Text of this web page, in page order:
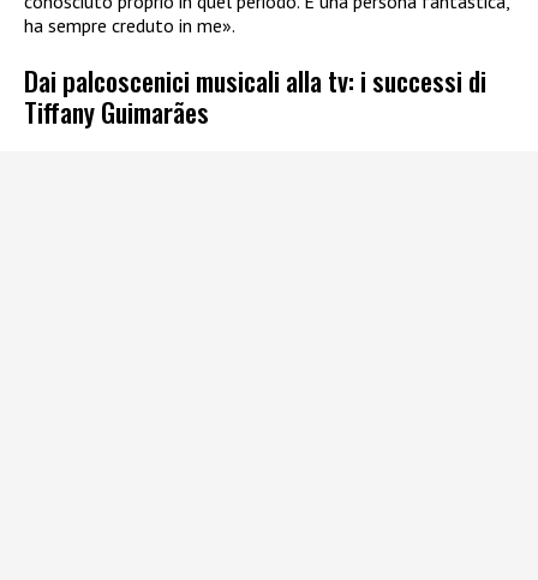
ha sempre creduto in me».
Dai palcoscenici musicali alla tv: i successi di
Tiffany Guimarães